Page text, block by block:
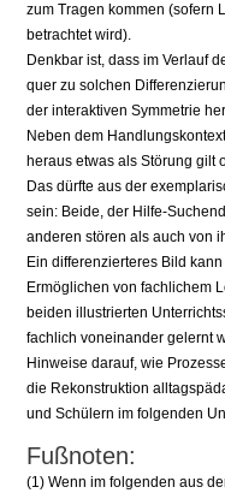
zum Tragen kommen (sofern
betrachtet wird).
Denkbar ist, dass im Verlauf
quer zu solchen
der interaktiven Symmetrie
Neben dem
heraus etwas als Störung gilt
Das dürfte aus der
sein: Beide, der Hilfe-
anderen stören als auch von
Ein differenzierteres Bild
Ermöglichen von fachlichem
beiden illustrierten
fachlich voneinander gelernt
Hinweise darauf, wie
die Rekonstruktion
und Schülern im folgenden
Fußnoten:
(1) Wenn im folgenden aus